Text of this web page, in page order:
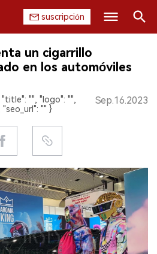
suscripción
un cigarrillo
en los automóviles
"", "logo": "",
"" }
Sep.16.2023